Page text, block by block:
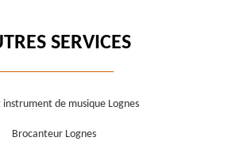
SERVICES
instrument de musique Lognes
Brocanteur Lognes